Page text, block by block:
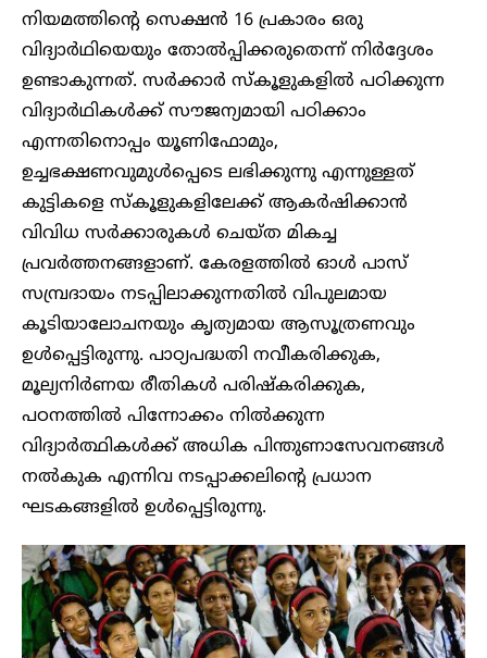
നിയമത്തിൻ്റെ സെക്ഷൻ 16 പ്രകാരം ഒരു
വിദ്യാർഥിയെയും തോൽപ്പിക്കരുതെന്ന് നിർദ്ദേശം
ഉണ്ടാകുന്നത്. സർക്കാർ സ്കൂളുകളിൽ പഠിക്കുന്ന
വിദ്യാർഥികൾക്ക് സൗജന്യമായി പഠിക്കാം
എന്നതിനൊപ്പം യൂണിഫോമും,
ഉച്ചഭക്ഷണവുമുൾപ്പെടെ ലഭിക്കുന്നു എന്നുള്ളത്
കുട്ടികളെ സ്കൂളുകളിലേക്ക് ആകർഷിക്കാൻ
വിവിധ സർക്കാരുകൾ ചെയ്ത മികച്ച
പ്രവർത്തനങ്ങളാണ്. കേരളത്തിൽ ഓൾ പാസ്
സമ്പ്രദായം നടപ്പിലാക്കുന്നതിൽ വിപുലമായ
കൂടിയാലോചനയും കൃത്യമായ ആസൂത്രണവും
ഉൾപ്പെട്ടിരുന്നു. പാഠ്യപദ്ധതി നവീകരിക്കുക,
മൂല്യനിർണയ രീതികൾ പരിഷ്കരിക്കുക,
പഠനത്തിൽ പിന്നോക്കം നിൽക്കുന്ന
വിദ്യാർത്ഥികൾക്ക് അധിക പിന്തുണാസേവനങ്ങൾ
നൽകുക എന്നിവ നടപ്പാക്കലിന്റെ പ്രധാന
ഘടകങ്ങളിൽ ഉൾപ്പെട്ടിരുന്നു.